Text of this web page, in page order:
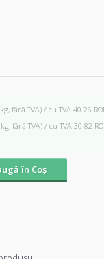
fără TVA) / cu TVA 40.26
fără TVA) / cu TVA 30.82
în Coş